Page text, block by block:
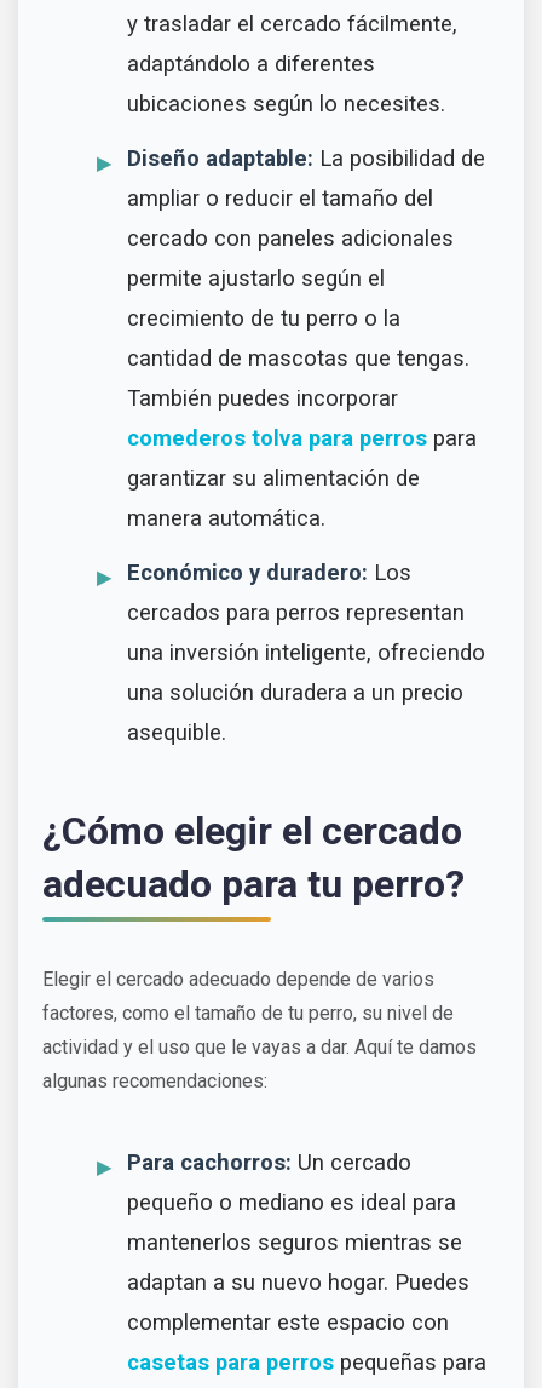
y trasladar el cercado fácilmente,
adaptándolo a diferentes
ubicaciones según lo necesites.
Diseño adaptable: La posibilidad de
ampliar o reducir el tamaño del
cercado con paneles adicionales
permite ajustarlo según el
crecimiento de tu perro o la
cantidad de mascotas que tengas.
También puedes incorporar
comederos tolva para perros para
garantizar su alimentación de
manera automática.
Económico y duradero: Los
cercados para perros representan
una inversión inteligente, ofreciendo
una solución duradera a un precio
asequible.
¿Cómo elegir el cercado
adecuado para tu perro?
Elegir el cercado adecuado depende de varios
factores, como el tamaño de tu perro, su nivel de
actividad y el uso que le vayas a dar. Aquí te damos
algunas recomendaciones:
Para cachorros: Un cercado
pequeño o mediano es ideal para
mantenerlos seguros mientras se
adaptan a su nuevo hogar. Puedes
complementar este espacio con
casetas para perros pequeñas para